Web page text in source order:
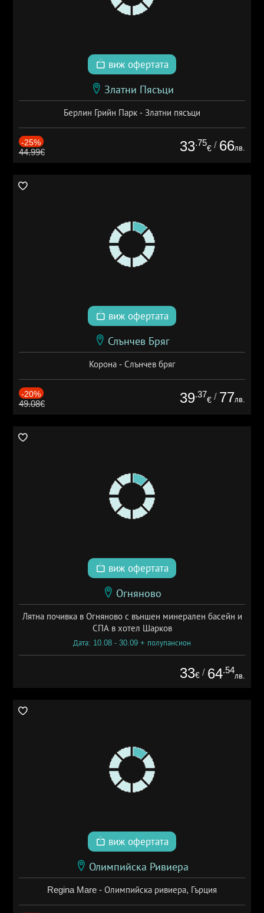
виж офертата
Златни Пясъци
Берлин Грийн Парк - Златни пясъци
-25%
44.99€ 33.75
€ / 66лв.
виж офертата
Слънчев Бряг
Корона - Слънчев бряг
-20%
49.08€ 39.37
€ / 77лв.
виж офертата
Огняново
Лятна почивка в Огняново с външен минерален басейн и
СПА в хотел Шарков
Дата: 10.08 - 30.09 + полупансион
33€ / 64.54
лв.
виж офертата
Олимпийска Ривиера
Regina Mare - Олимпийска ривиера, Гърция